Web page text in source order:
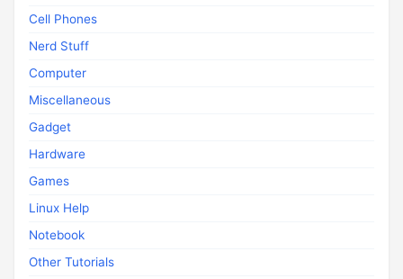
Cell Phones
Nerd Stuff
Computer
Miscellaneous
Gadget
Hardware
Games
Linux Help
Notebook
Other Tutorials